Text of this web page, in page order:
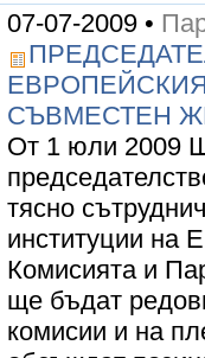
07-07-2009 •
СЪВМЕСТЕН
От 1 юли 2009
тясно
институции на
Комисията и
ще бъдат
комисии и на